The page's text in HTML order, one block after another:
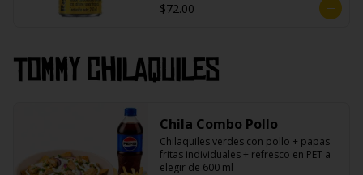
$72.00
Tommy Chilaquiles
Chila Combo Pollo
Chilaquiles verdes con pollo + papas
fritas individuales + refresco en PET a
elegir de 600 ml